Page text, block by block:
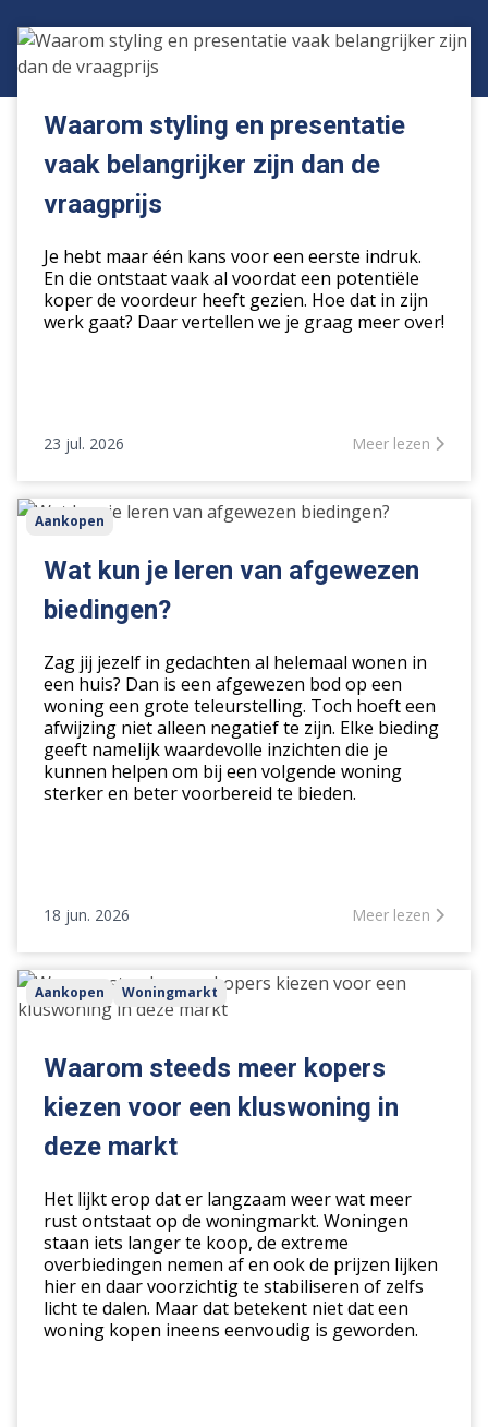
Waarom
styling
en
presentatie
belangrijker
zijn
vraagprijs
Waarom styling en presentatie
vaak belangrijker zijn dan de
vraagprijs
Je hebt maar één kans voor een eerste indruk.
En die ontstaat vaak al voordat een potentiële
koper de voordeur heeft gezien. Hoe dat in zijn
werk gaat? Daar vertellen we je graag meer over!
23 jul. 2026 Meer lezen
Wat
van
biedingen?
Aankopen
Wat kun je leren van afgewezen
biedingen?
Zag jij jezelf in gedachten al helemaal wonen in
een huis? Dan is een afgewezen bod op een
woning een grote teleurstelling. Toch hoeft een
afwijzing niet alleen negatief te zijn. Elke bieding
geeft namelijk waardevolle inzichten die je
kunnen helpen om bij een volgende woning
sterker en beter voorbereid te bieden.
18 jun. 2026 Meer lezen
Waarom
steeds
kopers
voor
een
deze
markt
Aankopen Woningmarkt
Waarom steeds meer kopers
kiezen voor een kluswoning in
deze markt
Het lijkt erop dat er langzaam weer wat meer
rust ontstaat op de woningmarkt. Woningen
staan iets langer te koop, de extreme
overbiedingen nemen af en ook de prijzen lijken
hier en daar voorzichtig te stabiliseren of zelfs
licht te dalen. Maar dat betekent niet dat een
woning kopen ineens eenvoudig is geworden.